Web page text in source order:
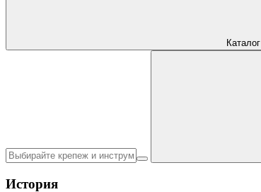
Каталог
История